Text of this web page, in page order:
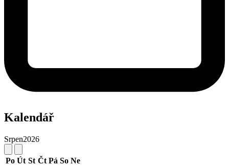
Kalendář
Srpen2026
Po Út St Čt Pá So Ne